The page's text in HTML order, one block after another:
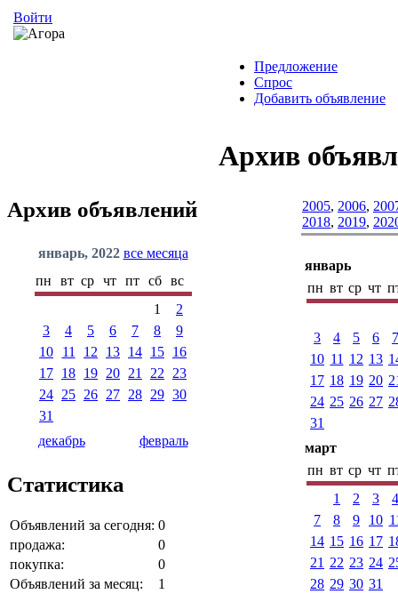
Войти
Предложение
Спрос
Добавить объявление
Архив объявлений
январь, 2022 все месяца
пн
вт ср чт пт сб
вс
1
2
3
4 5 6 7 8
9
10
11 12 13 14 15 16
17 18 19 20 21 22
23
24 25 26 27 28 29 30
31
декабрь
февраль
Статистика
Объявлений за сегодня: 0
продажа:
0
покупка:
0
Объявлений за месяц:
1
Архив
2005, 2006,
2018, 2019,
январь
пн вт ср чт
3 4 5 6
7
10 11 12 13
17 18 19 20
24 25 26 27
31
март
пн вт ср чт
1
2 3
4
7
8 9 10
14 15 16 17
21 22 23 24
28 29 30 31